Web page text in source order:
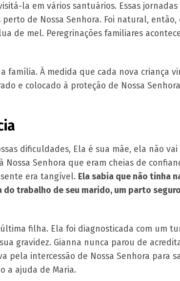
la em vários santuários. Essas jornadas
de Nossa Senhora. Foi natural, então,
de mel. Peregrinações familiares
À medida que cada nova criança
e colocado à proteção de Nossa
dificuldades, Ela é sua mãe, ela não
Nossa Senhora que eram cheias de
era tangível. Ela sabia que não tinha
do trabalho de seu marido, um parto
filha. Ela foi diagnosticada com um
gravidez. Gianna nunca parou de
pela intercessão de Nossa Senhora para
a ajuda de Maria.